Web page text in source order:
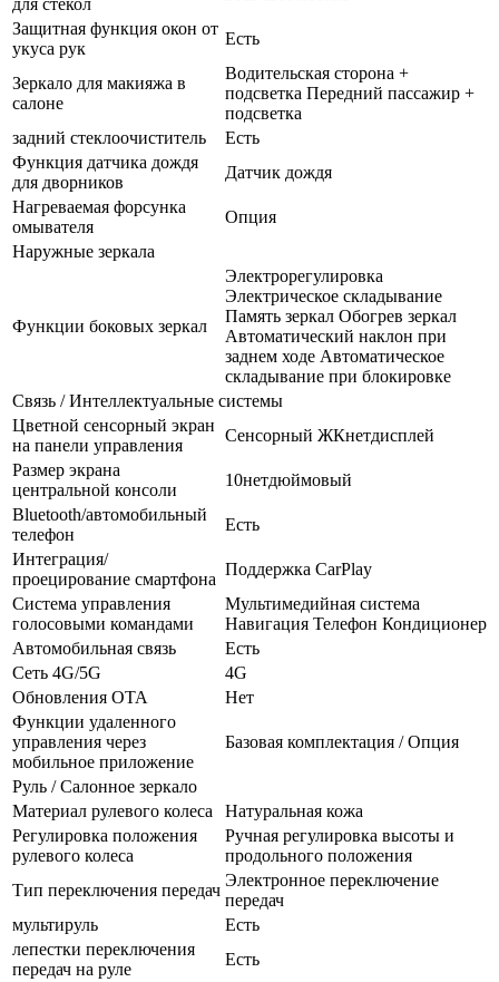
Защитная функция окон от
укуса рук
Есть
Зеркало для макияжа в
салоне
Водительская сторона +
подсветка Передний пассажир +
подсветка
задний стеклоочиститель
Есть
Функция датчика дождя
для дворников
Датчик дождя
Нагреваемая форсунка
омывателя
Опция
Наружные зеркала
Функции боковых зеркал
Электрорегулировка
Электрическое складывание
Память зеркал Обогрев зеркал
Автоматический наклон при
заднем ходе Автоматическое
складывание при блокировке
Связь / Интеллектуальные системы
Цветной сенсорный экран
на панели управления
Сенсорный ЖКнетдисплей
Размер экрана
центральной консоли
10нетдюймовый
Bluetooth/автомобильный
телефон
Есть
Интеграция/
проецирование смартфона
Поддержка CarPlay
Система управления
голосовыми командами
Мультимедийная система
Навигация Телефон Кондиционер
Автомобильная связь
Есть
Сеть 4G/5G
4G
Обновления OTA
Нет
Функции удаленного
управления через
мобильное приложение
Базовая комплектация / Опция
Руль / Салонное зеркало
Материал рулевого колеса
Натуральная кожа
Регулировка положения
рулевого колеса
Ручная регулировка высоты и
продольного положения
Тип переключения передач
Электронное переключение
передач
мультируль
Есть
лепестки переключения
передач на руле
Есть